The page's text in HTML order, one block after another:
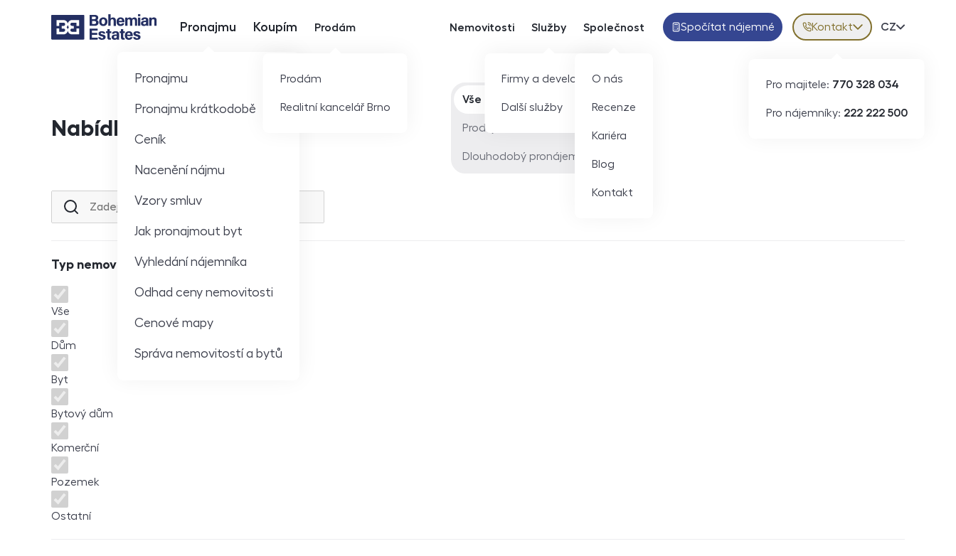
Hlavní nabídka
Pronajmu
Pronajmu
Pronajmu krátkodobě
Ceník
Nacenění nájmu
Vzory smluv
Jak pronajmout byt
Vyhledání nájemníka
Odhad ceny nemovitosti
Cenové mapy
Správa nemovitostí a bytů
Koupím Prodám
Prodám
Realitní kancelář Brno
Nemovitosti Služby
Firmy a developeři
Další služby
Společnost
O nás
Recenze
Kariéra
Blog
Kontakt
Spočítat nájemné Kontakt
Pro majitele: 770 328 034
Pro nájemníky: 222 222 500
Volba
CZ
Nabídka nemovitostí
Typ nabídky
Vše
Prodej
Dlouhodobý pronájem
Lokalita nebo ulice
Typ nemovitosti
Typ nemovitosti
Vše
Dům
Byt
Bytový dům
Komerční
Pozemek
Ostatní